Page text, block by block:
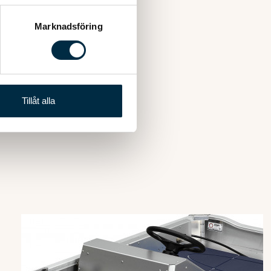
. Du kan ändra
information från din enhet
kombinera informationen
Marknadsföring
Tillåt alla